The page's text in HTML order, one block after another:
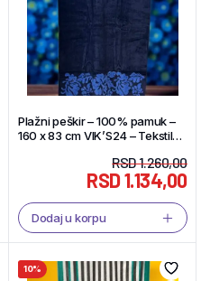
Plažni peškir – 100% pamuk –
160 x 83 cm VIK’S24 – Tekstil
RSD1.260,00
RSD1.134,00
Dodaj u korpu
10%